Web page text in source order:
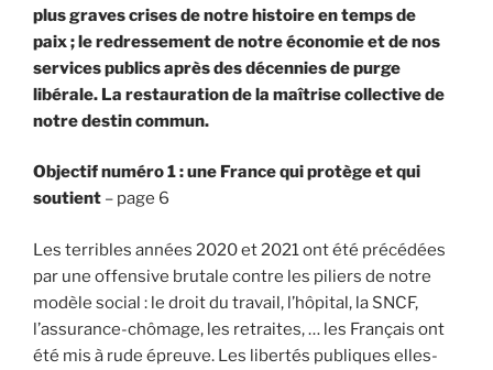
plus graves crises de notre histoire en temps de
paix ; le redressement de notre économie et de nos
services publics après des décennies de purge
libérale. La restauration de la maîtrise collective de
notre destin commun.
Objectif numéro 1 : une France qui protège et qui
soutient – page 6
Les terribles années 2020 et 2021 ont été précédées
par une offensive brutale contre les piliers de notre
modèle social : le droit du travail, l’hôpital, la SNCF,
l’assurance-chômage, les retraites, … les Français ont
été mis à rude épreuve. Les libertés publiques elles-